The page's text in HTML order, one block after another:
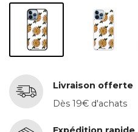
Livraison offerte
Dès 19€ d'achats